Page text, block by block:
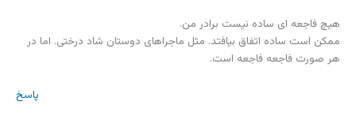
هیچ فاجعه ای ساده نیست برادر من.
ممکن است ساده اتفاق بیافتد. مثل ماجراهای دوستان شاد درختی. اما در
هر صورت فاجعه فاجعه است.
پاسخ